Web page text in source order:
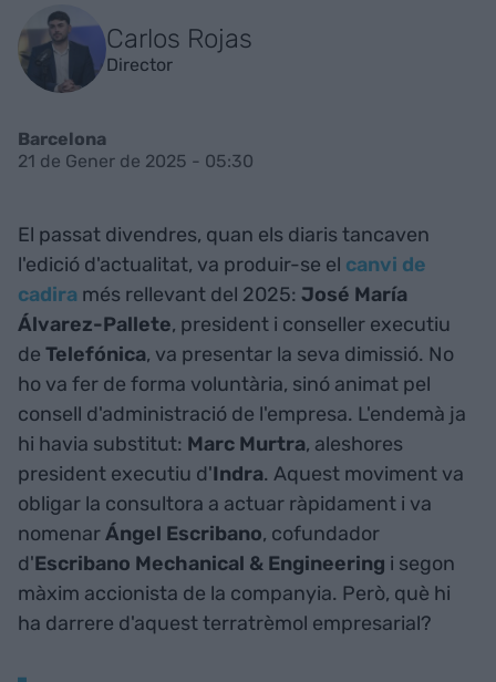
Carlos Rojas
Director
Barcelona
21 de Gener de 2025 - 05:30
El passat divendres, quan els diaris tancaven
l'edició d'actualitat, va produir-se el canvi de
cadira més rellevant del 2025: José María
Álvarez-Pallete, president i conseller executiu
de Telefónica, va presentar la seva dimissió. No
ho va fer de forma voluntària, sinó animat pel
consell d'administració de l'empresa. L'endemà ja
hi havia substitut: Marc Murtra, aleshores
president executiu d'Indra. Aquest moviment va
obligar la consultora a actuar ràpidament i va
nomenarÁngel Escribano, cofundador
d'Escribano Mechanical & Engineering i segon
màxim accionista de la companyia. Però, què hi
ha darrere d'aquest terratrèmol empresarial?